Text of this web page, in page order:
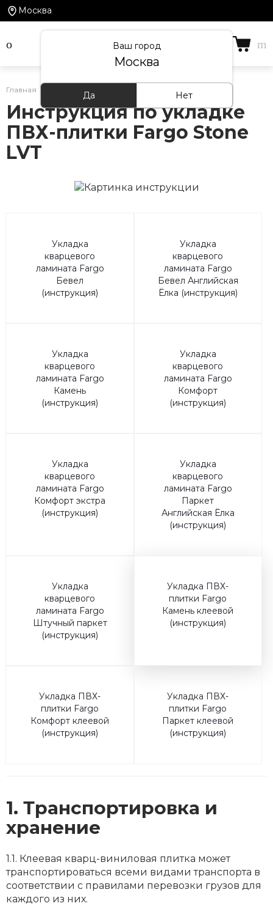
Москва
Ваш город
Москва
Да Нет
Главная Информация Инструкции по укладке
Инструкция по укладке
ПВХ-плитки Fargo Stone
LVT
Укладка
кварцевого
ламината Fargo
Бевел
(инструкция)
Укладка
кварцевого
ламината Fargo
Бевел Английская
Ёлка (инструкция)
Укладка
кварцевого
ламината Fargo
Камень
(инструкция)
Укладка
кварцевого
ламината Fargo
Комфорт
(инструкция)
Укладка
кварцевого
ламината Fargo
Комфорт экстра
(инструкция)
Укладка
кварцевого
ламината Fargo
Паркет
Английская Ёлка
(инструкция)
Укладка
кварцевого
ламината Fargo
Штучный паркет
(инструкция)
Укладка ПВХ-
плитки Fargo
Камень клеевой
(инструкция)
Укладка ПВХ-
плитки Fargo
Комфорт клеевой
(инструкция)
Укладка ПВХ-
плитки Fargo
Паркет клеевой
(инструкция)
1. Транспортировка и
хранение
1.1. Клеевая кварц-виниловая плитка может
транспортироваться всеми видами транспорта в
соответствии с правилами перевозки грузов для
каждого из них.